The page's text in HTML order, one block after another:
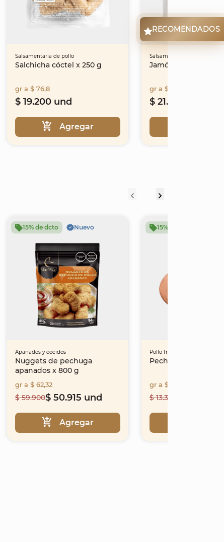
Salsamentaria de pollo
Salchicha cóctel x 250 g
gr a $ 76,8
$ 19.200 und
Agregar
Salsamentaria de pollo
Jamón x 250 g
gr a $ 85,2
$ 21.301 und
15% de dcto Nuevo
Apanados y cocidos
Nuggets de pechuga
apanados x 800 g
gr a $ 62,32
$ 59.900$ 50.915 und
Agregar
15% de dcto
Pollo fresco
Pechuga sin piel
gr a $ 22,7
$ 13.350
RECOMENDADOS